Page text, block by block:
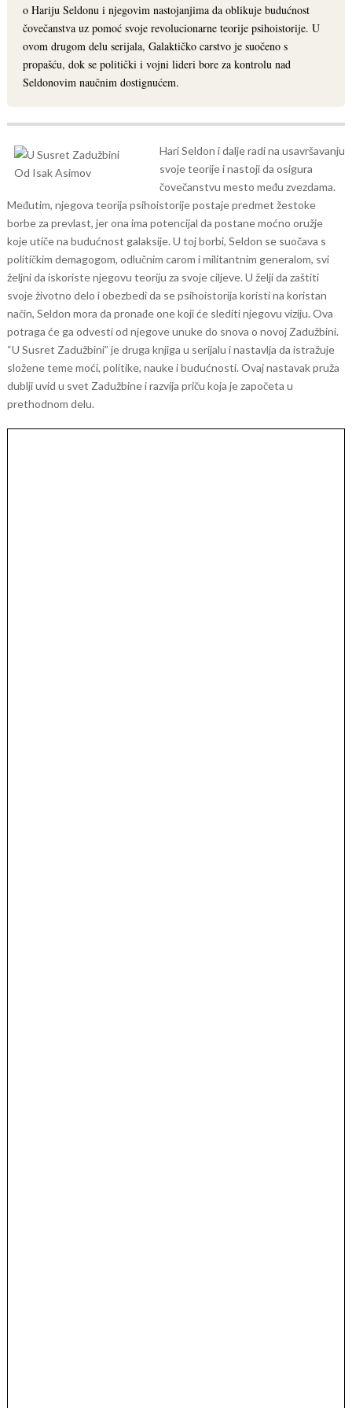
o Hariju Seldonu i njegovim nastojanjima da oblikuje budućnost
čovečanstva uz pomoć svoje revolucionarne teorije psihoistorije. U
ovom drugom delu serijala, Galaktičko carstvo je suočeno s
propašću, dok se politički i vojni lideri bore za kontrolu nad
Seldonovim naučnim dostignućem.
Hari Seldon i dalje radi na usavršavanju
svoje teorije i nastoji da osigura
čovečanstvu mesto među zvezdama.
Međutim, njegova teorija psihoistorije postaje predmet žestoke
borbe za prevlast, jer ona ima potencijal da postane moćno oružje
koje utiče na budućnost galaksije. U toj borbi, Seldon se suočava s
političkim demagogom, odlučnim carom i militantnim generalom, svi
željni da iskoriste njegovu teoriju za svoje ciljeve. U želji da zaštiti
svoje životno delo i obezbedi da se psihoistorija koristi na koristan
način, Seldon mora da pronađe one koji će slediti njegovu viziju. Ova
potraga će ga odvesti od njegove unuke do snova o novoj Zadužbini.
“U Susret Zadužbini” je druga knjiga u serijalu i nastavlja da istražuje
složene teme moći, politike, nauke i budućnosti. Ovaj nastavak pruža
dublji uvid u svet Zadužbine i razvija priču koja je započeta u
prethodnom delu.